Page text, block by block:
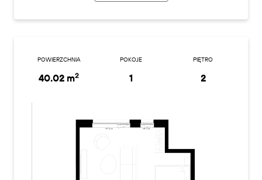
POWIERZCHNIA
40.02 m2
POKOJE
1
PIĘTRO
2